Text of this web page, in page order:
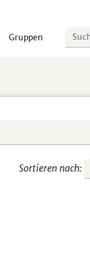
Gruppen
Sortieren nach